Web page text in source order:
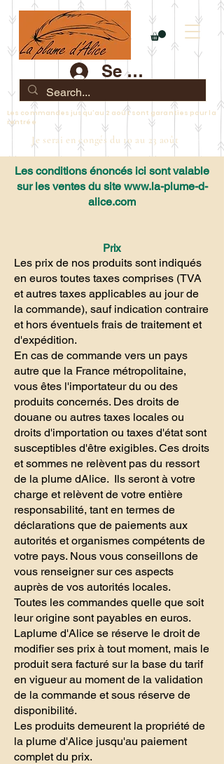
Se connecter
Les commandes jusqu'au 2 août sont garanties pour la
rentrée
Je serai en congés du 10 au 23 août
Les conditions énoncés ici sont valable
sur les ventes du site www.la-plume-d-
alice.com
Prix
Les prix de nos produits sont indiqués
en euros toutes taxes comprises (TVA
et autres taxes applicables au jour de
la commande), sauf indication contraire
et hors éventuels frais de traitement et
d'expédition.
En cas de commande vers un pays
autre que la France métropolitaine,
vous êtes l'importateur du ou des
produits concernés. Des droits de
douane ou autres taxes locales ou
droits d'importation ou taxes d'état sont
susceptibles d'être exigibles. Ces droits
et sommes ne relèvent pas du ressort
de la plume dAlice. Ils seront à votre
charge et relèvent de votre entière
responsabilité, tant en termes de
déclarations que de paiements aux
autorités et organismes compétents de
votre pays. Nous vous conseillons de
vous renseigner sur ces aspects
auprès de vos autorités locales.
Toutes les commandes quelle que soit
leur origine sont payables en euros.
Laplume d'Alice se réserve le droit de
modifier ses prix à tout moment, mais le
produit sera facturé sur la base du tarif
en vigueur au moment de la validation
de la commande et sous réserve de
disponibilité.
Les produits demeurent la propriété de
la plume d'Alice jusqu'au paiement
complet du prix.